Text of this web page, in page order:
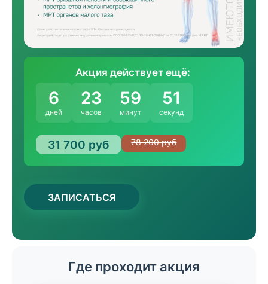
Акция действует ещё:
6
дней
23
часов
59
минут
51
секунд
31 700 руб 78 200 руб
ЗАПИСАТЬСЯ
Где проходит акция